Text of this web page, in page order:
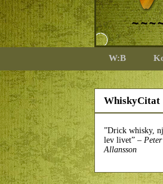
W:B
WhiskyCitat
”Drick whisky,
lev livet” – Peter
Allansson